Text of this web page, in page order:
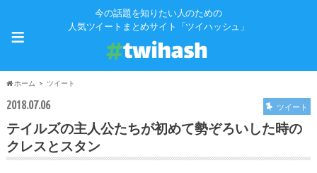
今の話題を知りたい人のための
人気ツイートまとめサイト「ツイハッシュ」
≡
ホーム ツイート
2018.07.06 ツイート
テイルズの主人公たちが初めて勢ぞろいした時の
クレスとスタン